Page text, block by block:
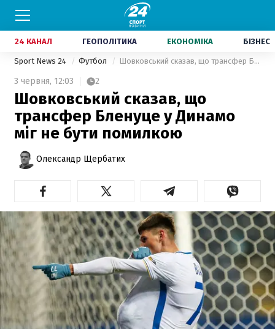
24 КАНАЛ ГЕОПОЛІТИКА ЕКОНОМІКА БІЗНЕС
Sport News 24 Футбол Шовковський сказав, що трансфер Бленуце у Динамо міг не бути помилкою
3 червня, 12:03 2
Шовковський сказав, що
трансфер Бленуце у Динамо
міг не бути помилкою
Олександр Щербатих